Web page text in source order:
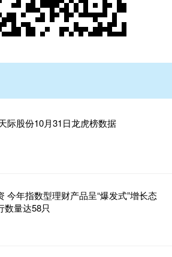
际股份10月31日龙虎榜数据
今年指数型理财产品呈“爆发式”增长态
数量达58只